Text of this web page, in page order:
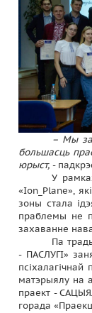
– Мы
большасць
юрыст, -
У
«Ion_Plane»,
зоны стала
праблемы не
захаванне
Па
- ПАСЛУГІ»
матэрыялу на
праект -
горада